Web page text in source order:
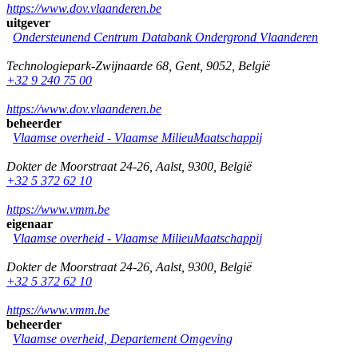
https://www.dov.vlaanderen.be
uitgever
Ondersteunend Centrum Databank Ondergrond Vlaanderen
Technologiepark-Zwijnaarde 68 Gent, 9052 België
+32 9 240 75 00
https://www.dov.vlaanderen.be
beheerder
Vlaamse overheid - Vlaamse MilieuMaatschappij
Dokter de Moorstraat 24-26 Aalst, 9300 België
+32 5 372 62 10
https://www.vmm.be
eigenaar
Vlaamse overheid - Vlaamse MilieuMaatschappij
Dokter de Moorstraat 24-26 Aalst, 9300 België
+32 5 372 62 10
https://www.vmm.be
beheerder
Vlaamse overheid, Departement Omgeving